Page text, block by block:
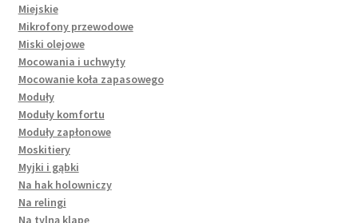
Miejskie
Mikrofony przewodowe
Miski olejowe
Mocowania i uchwyty
Mocowanie koła zapasowego
Moduły
Moduły komfortu
Moduły zapłonowe
Moskitiery
Myjki i gąbki
Na hak holowniczy
Na relingi
Na tylną klapę